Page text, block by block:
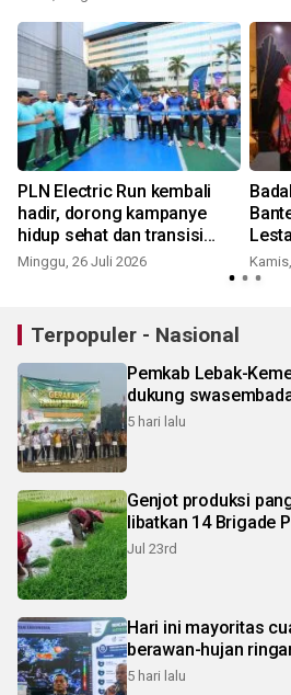
PLN Electric Run kembali
hadir, dorong kampanye
hidup sehat dan transisi
energi
Minggu, 26 Juli 2026
Terpopuler - Nasional
Pemkab Lebak-
dukung
5 hari lalu
Genjot produksi
libatkan 14 Brigade
Jul 23rd
Hari ini mayoritas
berawan-hujan
5 hari lalu